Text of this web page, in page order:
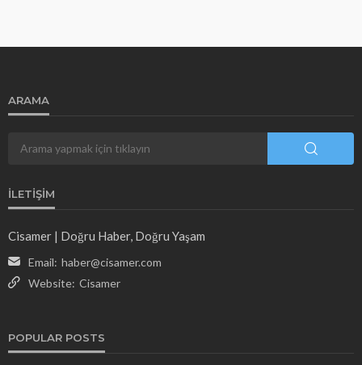
ARAMA
İLETIŞIM
Cisamer | Doğru Haber, Doğru Yaşam
Email: haber@cisamer.com
Website: Cisamer
POPULAR POSTS